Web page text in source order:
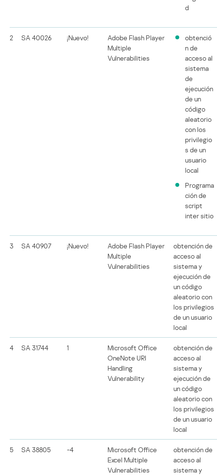
d
2 SA 40026 ¡Nuevo!
Adobe Flash Player
Multiple
Vulnerabilities
obtenció
n de
acceso al
sistema
de
ejecución
de un
código
aleatorio
con los
privilegio
s de un
usuario
local
Programa
ción de
script
inter sitio
3 SA 40907 ¡Nuevo!
Adobe Flash Player
Multiple
Vulnerabilities
obtención de
acceso al
sistema y
ejecución de
un código
aleatorio con
los privilegios
de un usuario
local
4 SA 31744 1
Microsoft Office
OneNote URI
Handling
Vulnerability
obtención de
acceso al
sistema y
ejecución de
un código
aleatorio con
los privilegios
de un usuario
local
5 SA 38805 -4
Microsoft Office
Excel Multiple
Vulnerabilities
obtención de
acceso al
sistema y